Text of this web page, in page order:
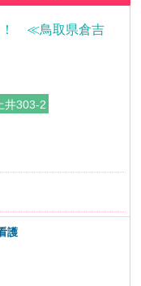
！ ≪鳥取県倉吉
井303-2
護